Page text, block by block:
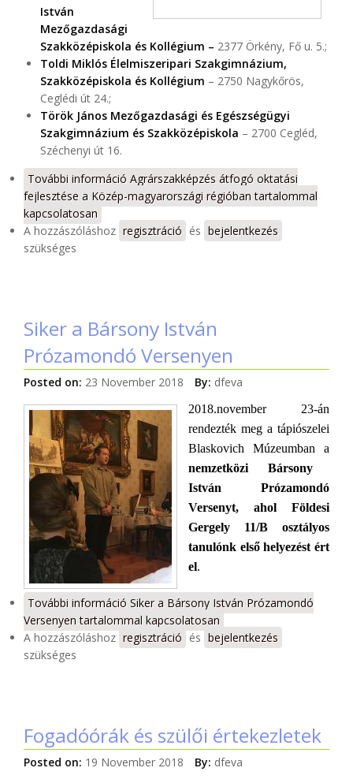
István
Mezőgazdasági
Szakközépiskola és Kollégium – 2377 Örkény, Fő u. 5.;
Toldi Miklós Élelmiszeripari Szakgimnázium,
Szakközépiskola és Kollégium – 2750 Nagykőrös,
Ceglédi út 24.;
Török János Mezőgazdasági és Egészségügyi
Szakgimnázium és Szakközépiskola – 2700 Cegléd,
Széchenyi út 16.
További információ Agrárszakképzés átfogó oktatási
fejlesztése a Közép-magyarországi régióban tartalommal
kapcsolatosan
A hozzászóláshoz regisztráció és bejelentkezés
szükséges
Siker a Bársony István
Prózamondó Versenyen
Posted on: 23 November 2018 By: dfeva
2018.november 23-án
rendezték meg a tápiószelei
Blaskovich Múzeumban a
nemzetközi Bársony
István Prózamondó
Versenyt, ahol Földesi
Gergely 11/B osztályos
tanulónk első helyezést ért
el.
További információ Siker a Bársony István Prózamondó
Versenyen tartalommal kapcsolatosan
A hozzászóláshoz regisztráció és bejelentkezés
szükséges
Fogadóórák és szülői értekezletek
Posted on: 19 November 2018 By: dfeva